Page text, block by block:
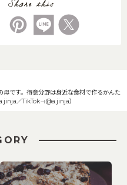
です。得意分野は身近な食材で作るかんた
／TikTok→@a.jinja）